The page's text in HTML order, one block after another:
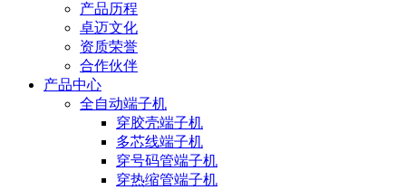
产品历程
卓迈文化
资质荣誉
合作伙伴
产品中心
全自动端子机
穿胶壳端子机
多芯线端子机
穿号码管端子机
穿热缩管端子机